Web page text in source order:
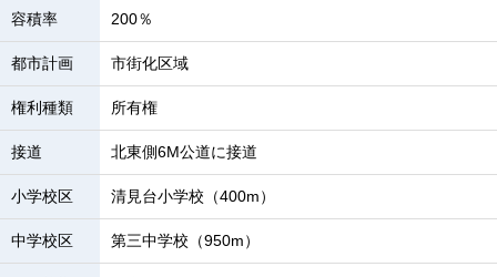
容積率 200％
都市計画 市街化区域
権利種類 所有権
接道 北東側6M公道に接道
小学校区 清見台小学校（400m）
中学校区 第三中学校（950m）